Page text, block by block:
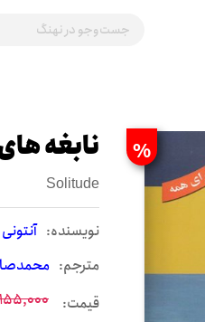
% نابغه
Solitude
نويسنده:
مترجم:
قیمت: 155,000